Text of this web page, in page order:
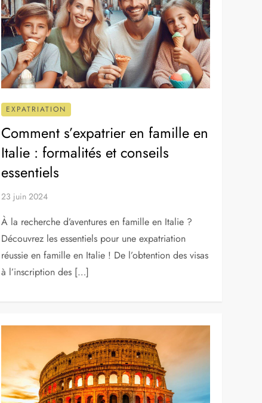
EXPATRIATION
Comment s’expatrier en famille en
Italie : formalités et conseils
essentiels
23 juin 2024
À la recherche d’aventures en famille en Italie ?
Découvrez les essentiels pour une expatriation
réussie en famille en Italie ! De l’obtention des visas
à l’inscription des […]